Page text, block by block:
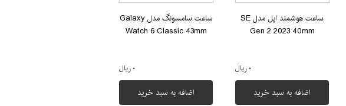
ساعت هوشمند اپل مدل SE
Gen 2 2023 40mm
۰ ریال
اضافه به سبد خرید
ساعت سامسونگ مدل Galaxy
Watch 6 Classic 43mm
۰ ریال
اضافه به سبد خرید